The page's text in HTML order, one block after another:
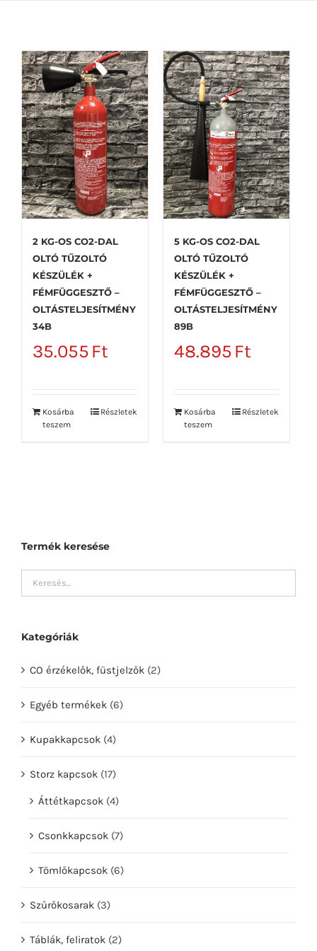
2 KG-OS CO2-DAL
OLTÓ TŰZOLTÓ
KÉSZÜLÉK +
FÉMFÜGGESZTŐ –
OLTÁSTELJESÍTMÉNY
34B
35.055Ft
Kosárba
teszem
Részletek
5 KG-OS CO2-DAL
OLTÓ TŰZOLTÓ
KÉSZÜLÉK +
FÉMFÜGGESZTŐ –
OLTÁSTELJESÍTMÉNY
89B
48.895Ft
Kosárba
teszem
Részletek
Termék keresése
Kategóriák
CO érzékelők, füstjelzők (2)
Egyéb termékek (6)
Kupakkapcsok (4)
Storz kapcsok (17)
Áttétkapcsok (4)
Csonkkapcsok (7)
Tömlőkapcsok (6)
Szűrőkosarak (3)
Táblák, feliratok (2)